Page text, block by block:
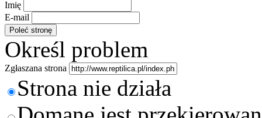
Imię
E-mail
Określ problem
Zgłaszana strona
Strona nie działa